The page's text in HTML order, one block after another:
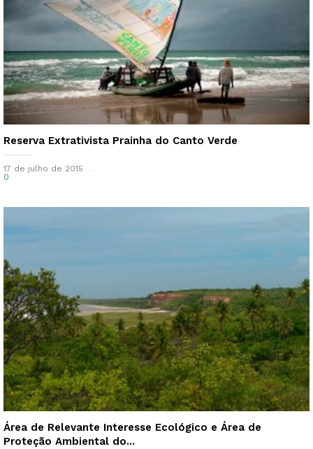
Reserva Extrativista Prainha do Canto Verde
17 de julho de 2015
0
Área de Relevante Interesse Ecológico e Área de
Proteção Ambiental do...